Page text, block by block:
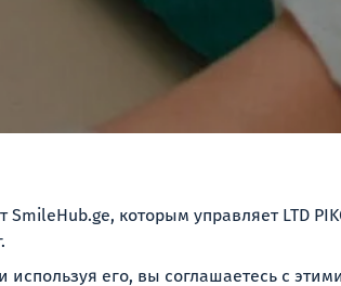
которым управляет LTD
его, вы соглашаетесь с